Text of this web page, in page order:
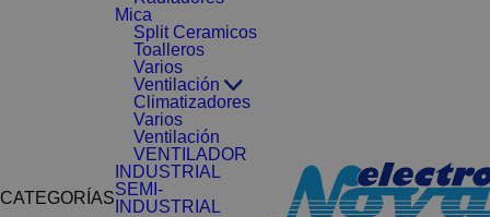
CATEGORÍAS
Mica
Split Ceramicos
Toalleros
Varios
Ventilación
Climatizadores
Varios
Ventilación
VENTILADOR
INDUSTRIAL
SEMI-
INDUSTRIAL